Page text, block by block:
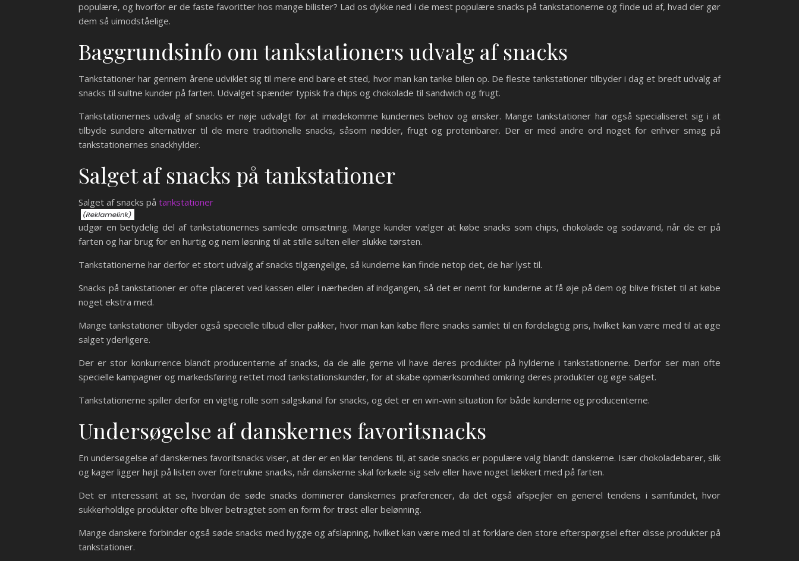
populære, og hvorfor er de faste favoritter hos mange bilister? Lad os dykke ned i de mest populære snacks på tankstationerne og finde ud af, hvad der gør
dem så uimodståelige.
Baggrundsinfo om tankstationers udvalg af snacks
Tankstationer har gennem årene udviklet sig til mere end bare et sted, hvor man kan tanke bilen op. De fleste tankstationer tilbyder i dag et bredt udvalg af
snacks til sultne kunder på farten. Udvalget spænder typisk fra chips og chokolade til sandwich og frugt.
Tankstationernes udvalg af snacks er nøje udvalgt for at imødekomme kundernes behov og ønsker. Mange tankstationer har også specialiseret sig i at
tilbyde sundere alternativer til de mere traditionelle snacks, såsom nødder, frugt og proteinbarer. Der er med andre ord noget for enhver smag på
tankstationernes snackhylder.
Salget af snacks på tankstationer
Salget af snacks på tankstationer
udgør en betydelig del af tankstationernes samlede omsætning. Mange kunder vælger at købe snacks som chips, chokolade og sodavand, når de er på
farten og har brug for en hurtig og nem løsning til at stille sulten eller slukke tørsten.
Tankstationerne har derfor et stort udvalg af snacks tilgængelige, så kunderne kan finde netop det, de har lyst til.
Snacks på tankstationer er ofte placeret ved kassen eller i nærheden af indgangen, så det er nemt for kunderne at få øje på dem og blive fristet til at købe
noget ekstra med.
Mange tankstationer tilbyder også specielle tilbud eller pakker, hvor man kan købe flere snacks samlet til en fordelagtig pris, hvilket kan være med til at øge
salget yderligere.
Der er stor konkurrence blandt producenterne af snacks, da de alle gerne vil have deres produkter på hylderne i tankstationerne. Derfor ser man ofte
specielle kampagner og markedsføring rettet mod tankstationskunder, for at skabe opmærksomhed omkring deres produkter og øge salget.
Tankstationerne spiller derfor en vigtig rolle som salgskanal for snacks, og det er en win-win situation for både kunderne og producenterne.
Undersøgelse af danskernes favoritsnacks
En undersøgelse af danskernes favoritsnacks viser, at der er en klar tendens til, at søde snacks er populære valg blandt danskerne. Især chokoladebarer, slik
og kager ligger højt på listen over foretrukne snacks, når danskerne skal forkæle sig selv eller have noget lækkert med på farten.
Det er interessant at se, hvordan de søde snacks dominerer danskernes præferencer, da det også afspejler en generel tendens i samfundet, hvor
sukkerholdige produkter ofte bliver betragtet som en form for trøst eller belønning.
Mange danskere forbinder også søde snacks med hygge og afslapning, hvilket kan være med til at forklare den store efterspørgsel efter disse produkter på
tankstationer.